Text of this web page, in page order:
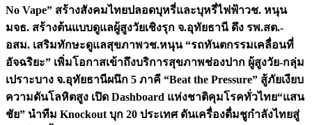
No Vape” สร้างสังคมไทยปลอดบุหรี่และบุหรี่ไฟฟ้าวช. หนุน
มจธ. สร้างต้นแบบดูแลผู้สูงวัยเชิงรุก จ.อุทัยธานี ดึง รพ.สต.-
อสม. เสริมทักษะดูแลสุขภาพวช.หนุน “รถทันตกรรมเคลื่อนที่
อัจฉริยะ” เพิ่มโอกาสเข้าถึงบริการสุขภาพช่องปาก ผู้สูงวัย-กลุ่ม
เปราะบาง จ.อุทัยธานีผนึก 5 ภาคี “Beat the Pressure” สู้ภัยเงียบ
ความดันโลหิตสูง เปิด Dashboard แห่งชาติคุมโรคทั่วไทย“แสน
ชัย” นำทีม Knockout บุก 20 ประเทศ ดันเครื่องดื่มชูกำลังไทยสู่